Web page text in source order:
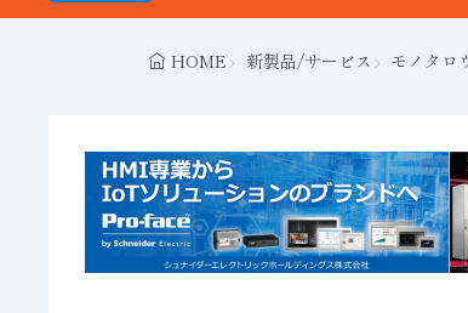
HOME 新製品/サービス モノタロ